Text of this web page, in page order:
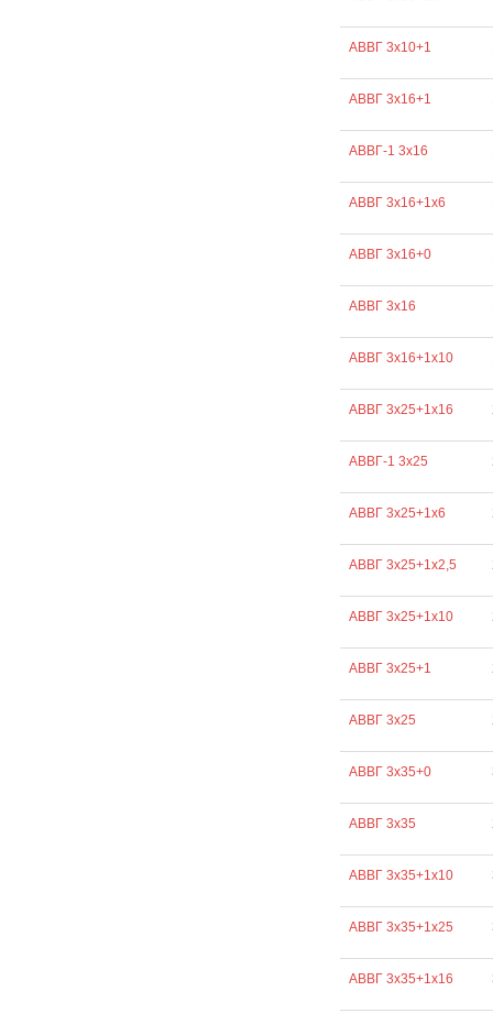
АВВГ 3х10+1
АВВГ 3х16+1
АВВГ-1 3х16
АВВГ 3х16+1х6
АВВГ 3х16+0
АВВГ 3х16
АВВГ 3х16+1х10
АВВГ 3х25+1х16
АВВГ-1 3х25
АВВГ 3х25+1х6
АВВГ 3х25+1х2,5
АВВГ 3х25+1х10
АВВГ 3х25+1
АВВГ 3х25
АВВГ 3х35+0
АВВГ 3х35
АВВГ 3х35+1х10
АВВГ 3х35+1х25
АВВГ 3х35+1х16